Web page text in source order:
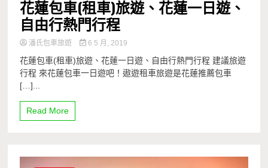
花蓮包車(租車)旅遊、花蓮一日遊、
自由行熱門行程
潘氏包車旅遊 6 5 月, 2019
花蓮包車(租車)旅遊、花蓮一日遊、自由行熱門行程 建議旅遊
行程 來花蓮包車一日遊吧！遨遊租車旅遊是花蓮推薦包車
[…]...
Read More